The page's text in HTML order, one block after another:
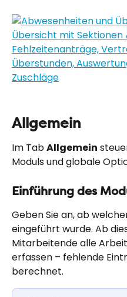
Allgemein
Im Tab Allgemein
Moduls und globale
Einführung des
Geben Sie an, ab
eingeführt wurde. Ab
Mitarbeitende alle
erfassen – fehlende
berechnet.